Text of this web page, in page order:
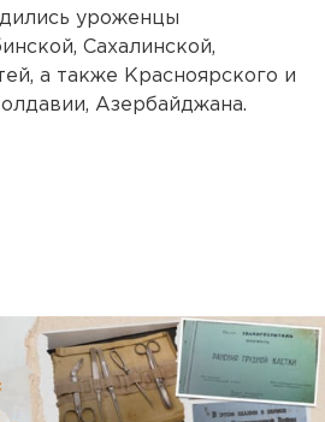
уроженцы
Сахалинской,
а также Красноярского и
Азербайджана.